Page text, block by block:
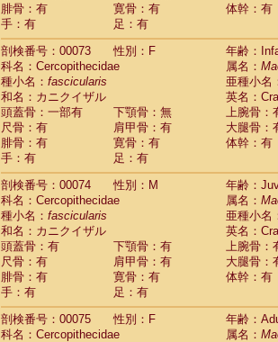
腓骨：有
寛骨：有
体幹：有
手：有
足：有
剖検番号：00073
性別：F
年齢：
科名：Cercopithecidae
属名：
種小名： fascicularis
亜種小名
和名：カニクイザル
英名：
頭蓋骨：一部有
下顎骨：無
上腕骨：
尺骨：有
肩甲骨：有
大腿骨：
腓骨：有
寛骨：有
体幹：有
手：有
足：有
剖検番号：00074
性別：M
年齢：
科名：Cercopithecidae
属名：
種小名： fascicularis
亜種小名
和名：カニクイザル
英名：
頭蓋骨：有
下顎骨：有
上腕骨：
尺骨：有
肩甲骨：有
大腿骨：
腓骨：有
寛骨：有
体幹：有
手：有
足：有
剖検番号：00075
性別：F
年齢：
科名：Cercopithecidae
属名：